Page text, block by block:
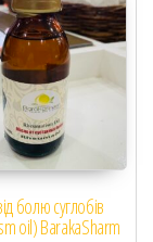
болю суглобів
oil) BarakaSharm